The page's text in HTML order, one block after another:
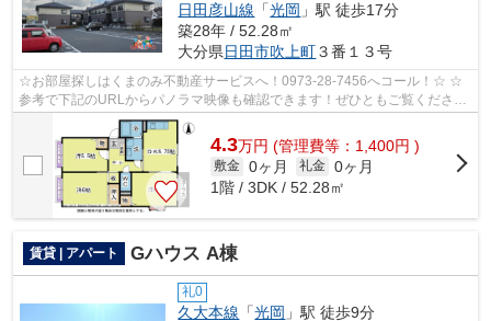
日田彦山線 「光岡 」駅 徒歩17分
築28年 / 52.28㎡
大分県日田市吹上町３番１３号
☆お部屋探しはくまのみ不動産サービスへ！0973-28-7456へコール！☆ ☆
参考で下記のURLからパノラマ映像も確認できます！ぜひともご覧くださ
い。☆ クローバーB棟102号室 パノラマ写真流...
4.3万円 (管理費等：1,400円 )
敷金 0ヶ月 礼金 0ヶ月
1階 / 3DK / 52.28㎡
賃貸 | アパート Gハウス A棟
礼0
久大本線 「光岡 」駅 徒歩9分